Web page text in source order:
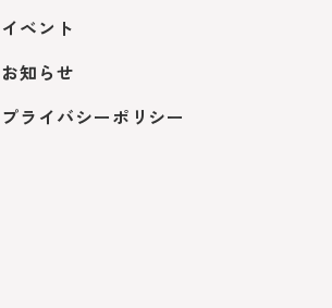
イベント
お知らせ
プライバシーポリシー